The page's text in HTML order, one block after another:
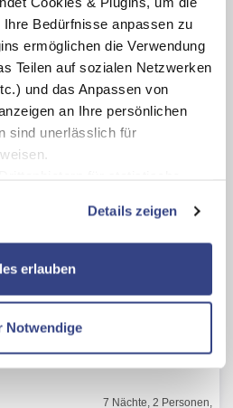
Bedürfnisse anpassen zu
ermöglichen die Verwendung
Teilen auf sozialen Netzwerken
und das Anpassen von
an Ihre persönlichen
sind unerlässlich für
Technologien von Drittanbietern
weitere Personalisierungen
es auch zu Übermittlungen
stimmen Sie der
& Plugins auf unseren
Details zeigen
erlauben
Notwendige
Las Vegas (10 km)
Sehr gut 5,5 / 6
7 Nächte, 2 Personen,